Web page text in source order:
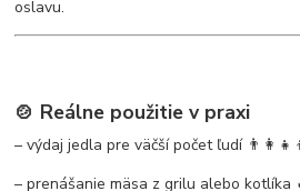
oslavu.
🍲 Reálne použitie v praxi
– výdaj jedla pre väčší počet ľudí
– prenášanie mäsa z grilu alebo kotlíka